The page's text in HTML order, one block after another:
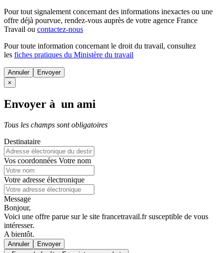
Pour tout signalement concernant des informations inexactes ou une
offre déjà pourvue, rendez-vous auprès de votre agence France
Travail ou contactez-nous
Pour toute information concernant le droit du travail, consultez
les fiches pratiques du Ministère du travail
Annuler
×
Envoyer à un ami
Tous les champs sont obligatoires
Destinataire
Vos coordonnées Votre nom
Votre adresse électronique
Message
Bonjour,
Voici une offre parue sur le site francetravail.fr susceptible de vous
intéresser.
A bientôt.
Annuler